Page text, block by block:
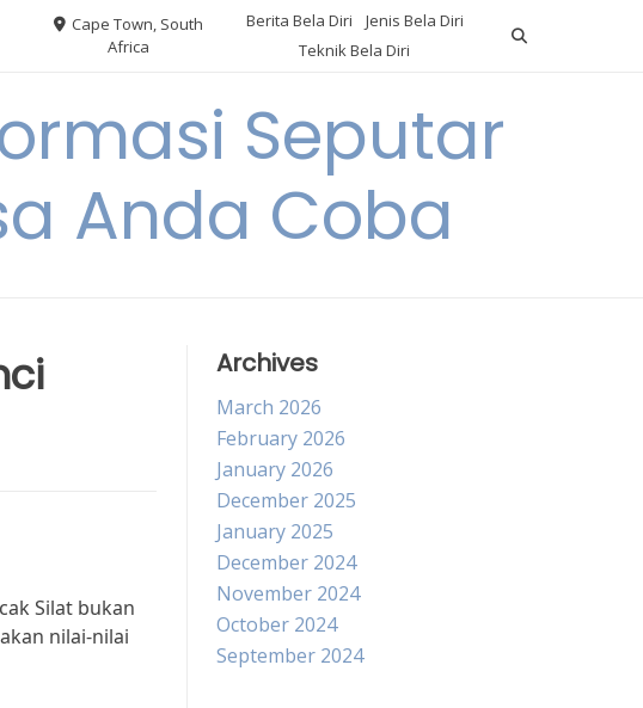
Cape Town, South
Africa
Berita Bela Diri
Jenis Bela Diri
Teknik Bela Diri
Seputar
Anda Coba
Silat bukan
nilai-nilai
Archives
March 2026
February 2026
January 2026
December 2025
January 2025
December 2024
November 2024
October 2024
September 2024